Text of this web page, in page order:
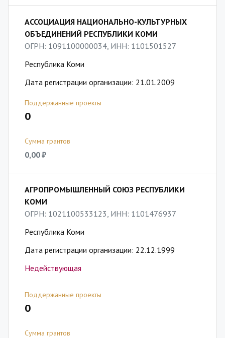
АССОЦИАЦИЯ НАЦИОНАЛЬНО-КУЛЬТУРНЫХ
ОБЪЕДИНЕНИЙ РЕСПУБЛИКИ КОМИ
ОГРН: 1091100000034, ИНН: 1101501527
Республика Коми
Дата регистрации организации: 21.01.2009
Поддержанные проекты
0
Сумма грантов
0,00 ₽
АГРОПРОМЫШЛЕННЫЙ СОЮЗ РЕСПУБЛИКИ
КОМИ
ОГРН: 1021100533123, ИНН: 1101476937
Республика Коми
Дата регистрации организации: 22.12.1999
Недействующая
Поддержанные проекты
0
Сумма грантов